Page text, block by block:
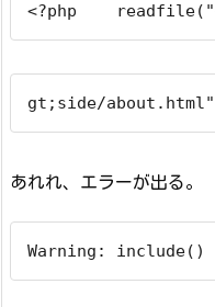
<?php
gt;side/
あれれ、エラーが出る。
Warning: